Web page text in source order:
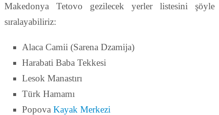
Makedonya Tetovo gezilecek yerler listesini şöyle
sıralayabiliriz:
Alaca Camii (Sarena Dzamija)
Harabati Baba Tekkesi
Lesok Manastırı
Türk Hamamı
PopovaKayak Merkezi